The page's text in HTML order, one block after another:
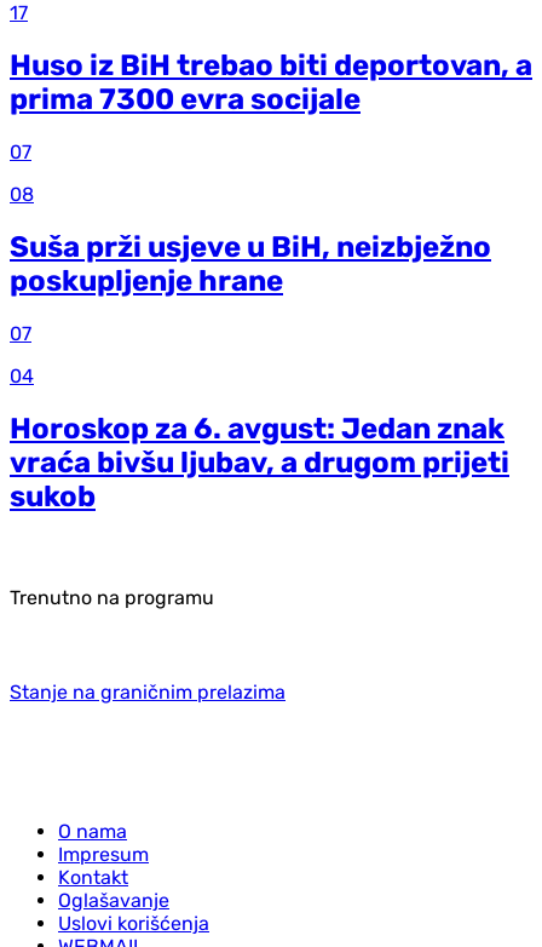
17
Huso iz BiH trebao biti deportovan, a
prima 7300 evra socijale
07
08
Suša prži usjeve u BiH, neizbježno
poskupljenje hrane
07
04
Horoskop za 6. avgust: Jedan znak
vraća bivšu ljubav, a drugom prijeti
sukob
Trenutno na programu
Stanje na graničnim prelazima
O nama
Impresum
Kontakt
Oglašavanje
Uslovi korišćenja